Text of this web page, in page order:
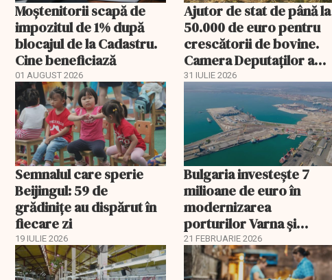
Moștenitorii scapă de
impozitul de 1% după
blocajul de la Cadastru.
Cine beneficiază
01 AUGUST 2026
Ajutor de stat de până la
50.000 de euro pentru
crescătorii de bovine.
Camera Deputaților a
aprobat schema
31 IULIE 2026
Semnalul care sperie
Beijingul: 59 de
grădinițe au dispărut în
fiecare zi
19 IULIE 2026
Bulgaria investește 7
milioane de euro în
modernizarea
porturilor Varna și
Burgas
21 FEBRUARIE 2026